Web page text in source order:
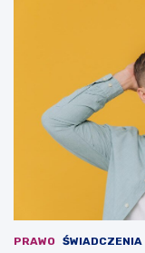
PRAWO ŚWIADCZENIA